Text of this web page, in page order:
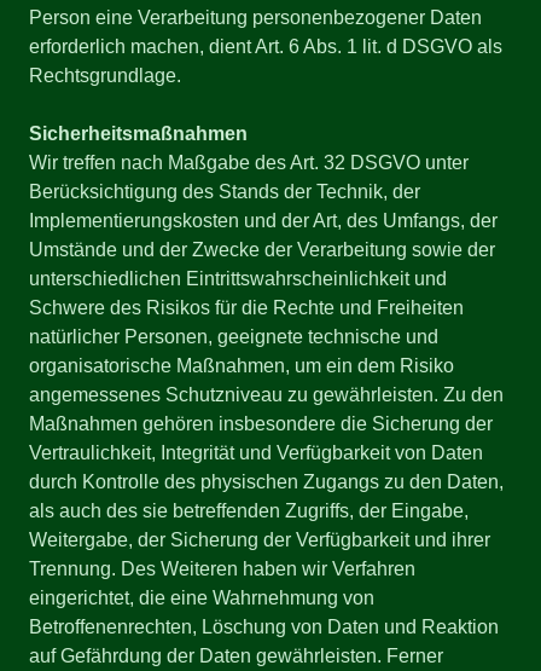
Person eine Verarbeitung personenbezogener Daten
erforderlich machen, dient Art. 6 Abs. 1 lit. d DSGVO als
Rechtsgrundlage.
Sicherheitsmaßnahmen
Wir treffen nach Maßgabe des Art. 32 DSGVO unter
Berücksichtigung des Stands der Technik, der
Implementierungskosten und der Art, des Umfangs, der
Umstände und der Zwecke der Verarbeitung sowie der
unterschiedlichen Eintrittswahrscheinlichkeit und
Schwere des Risikos für die Rechte und Freiheiten
natürlicher Personen, geeignete technische und
organisatorische Maßnahmen, um ein dem Risiko
angemessenes Schutzniveau zu gewährleisten. Zu den
Maßnahmen gehören insbesondere die Sicherung der
Vertraulichkeit, Integrität und Verfügbarkeit von Daten
durch Kontrolle des physischen Zugangs zu den Daten,
als auch des sie betreffenden Zugriffs, der Eingabe,
Weitergabe, der Sicherung der Verfügbarkeit und ihrer
Trennung. Des Weiteren haben wir Verfahren
eingerichtet, die eine Wahrnehmung von
Betroffenenrechten, Löschung von Daten und Reaktion
auf Gefährdung der Daten gewährleisten. Ferner